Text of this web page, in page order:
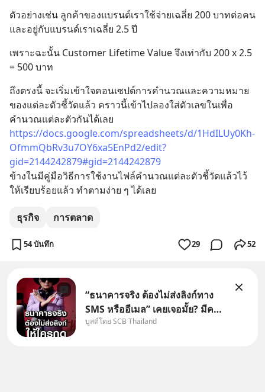
ตัวอย่างเช่น ลูกค้าของแบรนด์เราใช้จ่ายเฉลี่ย 200 บาทต่อคน
และอยู่กับแบรนด์เราเฉลี่ย 2.5 ปี
เพราะฉะนั้น Customer Lifetime Value จึงเท่ากับ 200 x 2.5
= 500 บาท
ถึงตรงนี้ จะเริ่มเข้าใจคอนเซปต์การคำนวณและความหมาย
ของแต่ละตัวชี้วัดแล้ว คราวนี้เข้าไปลองใส่ตัวเลขในเพื่อ
คำนวณแต่ละตัวกันได้เลย
https://docs.google.com/spreadsheets/d/1HdILUy0Kh-
OfmmQbRv3u7OY6xa5EnPd2/edit?
gid=2144242879#gid=2144242879
ข้างในมีคู่มือวิธีการใช้งานไฟล์คำนวณแต่ละตัวชี้วัดแล้วไว้
ให้เรียบร้อยแล้ว ทำตามง่าย ๆ ได้เลย
ธุรกิจ การตลาด
54 บันทึก 29 52
“ธนาคารจริง ต้องไม่ส่งลิงก์ทาง
SMS หรืออีเมล” เคยเจอมั้ย? มีคน
อ้างว่าโทรจากธนาคาร บอกว่า
บูสต์โดย SCB Thailand